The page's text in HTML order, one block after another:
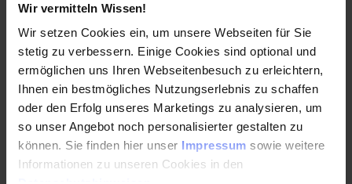
Wir vermitteln Wissen!
Wir setzen Cookies ein, um unsere Webseiten für Sie
stetig zu verbessern. Einige Cookies sind optional und
ermöglichen uns Ihren Webseitenbesuch zu erleichtern,
Ihnen ein bestmögliches Nutzungserlebnis zu schaffen
oder den Erfolg unseres Marketings zu analysieren, um
so unser Angebot noch personalisierter gestalten zu
können. Sie finden hier unser Impressum sowie weitere
Informationen zu unseren Cookies in den
Wettbewerber beobachten und Produktnachahmungen
schneller erkennen können – und warum die Verbindung
von KI und Patentwissen zum strategischen
Wettbewerbsvorteil wird.
JETZT INFORMIEREN
Unsere Empfehlungen